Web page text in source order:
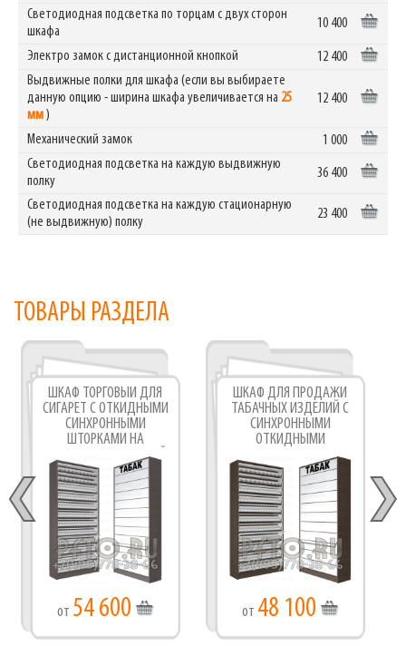
Светодиодная подсветка по торцам с двух сторон
шкафа
10 400
Электро замок с дистанционной кнопкой
12 400
Выдвижные полки для шкафа (если вы выбираете
данную опцию - ширина шкафа увеличивается на 25
мм )
12 400
Механический замок
1 000
Светодиодная подсветка на каждую выдвижную
полку
36 400
Светодиодная подсветка на каждую стационарную
(не выдвижную) полку
23 400
ТОВАРЫ РАЗДЕЛА
ШКАФ ТОРГОВЫЙ ДЛЯ
СИГАРЕТ С ОТКИДНЫМИ
СИНХРОННЫМИ
ШТОРКАМИ НА
ДВЕНАДЦАТЬ УРОВНЕЙ
ПОЛОК
от 54 600
ШКАФ ДЛЯ ПРОДАЖИ
ТАБАЧНЫХ ИЗДЕЛИЙ С
СИНХРОННЫМИ
ОТКИДНЫМИ
ОДИННАДЦАТЬЮ
ПОЛКАМИ ПО ВЫСОТЕ
от 48 100